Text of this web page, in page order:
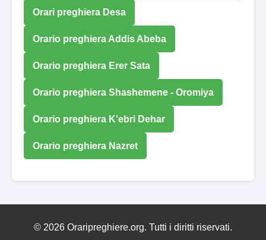
Orari preghiera Desa
Orario preghiera Addis Abeba
Orario preghiera Erer Sata
Orario preghiera Shashemene - Oromiya
Orario preghiera K'ebri Dehar
Orario preghiera Nazret
© 2026 Oraripreghiere.org. Tutti i diritti riservati.